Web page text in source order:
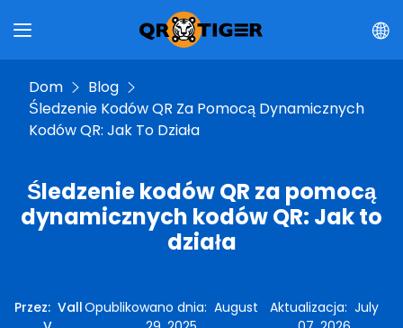
Dom
Blog
Śledzenie Kodów QR Za Pomocą Dynamicznych
Kodów QR: Jak To Działa
Śledzenie kodów QR za pomocą
dynamicznych kodów QR: Jak to
działa
Przez: VallOpublikowano dnia:August
Aktualizacja:July